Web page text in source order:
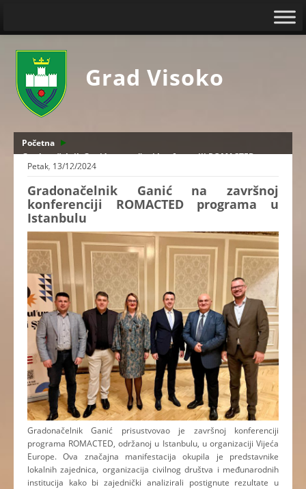
Grad Visoko
Početna
Gradonačelnik Ganić na završnoj konferenciji ROMACTED
programa u Istanbulu
Petak, 13/12/2024
Gradonačelnik Ganić na završnoj
konferenciji ROMACTED programa u
Istanbulu
Gradonačelnik Ganić prisustvovao je završnoj konferenciji
programa ROMACTED, održanoj u Istanbulu, u organizaciji Vijeća
Europe. Ova značajna manifestacija okupila je predstavnike
lokalnih zajednica, organizacija civilnog društva i međunarodnih
institucija kako bi zajednički analizirali postignute rezultate u